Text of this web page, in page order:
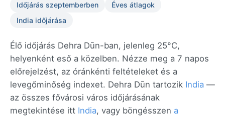
Időjárás szeptemberben
Éves átlagok
India időjárása
Élő időjárás Dehra Dūn-ban, jelenleg 25°C,
helyenként eső a közelben. Nézze meg a 7 napos
előrejelzést, az óránkénti feltételeket és a
levegőminőség indexet. Dehra Dūn tartozik India —
az összes fővárosi város időjárásának
megtekintése itt India, vagy böngésszen a